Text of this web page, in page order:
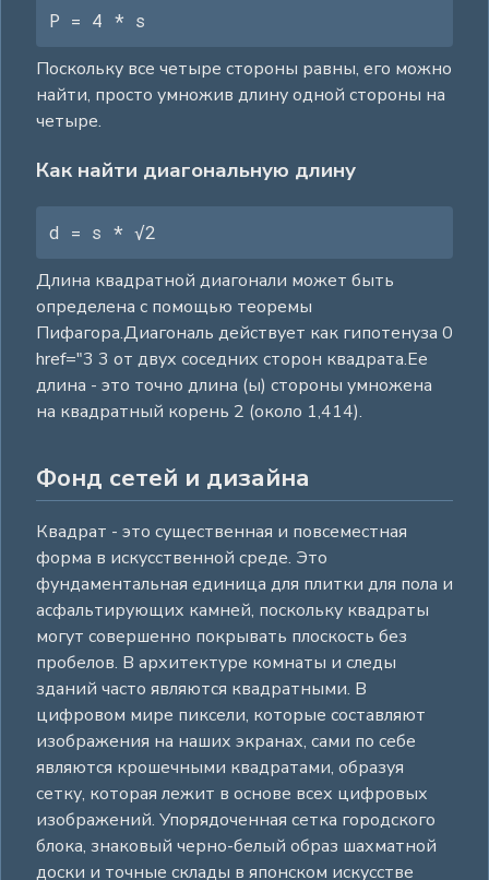
P = 4 * s
Поскольку все четыре стороны равны, его можно
найти, просто умножив длину одной стороны на
четыре.
Как найти диагональную длину
d = s * √2
Длина квадратной диагонали может быть
определена с помощью теоремы
Пифагора.Диагональ действует как гипотенуза 0
href="3 3 от двух соседних сторон квадрата.Ее
длина - это точно длина (ы) стороны умножена
на квадратный корень 2 (около 1,414).
Фонд сетей и дизайна
Квадрат - это существенная и повсеместная
форма в искусственной среде. Это
фундаментальная единица для плитки для пола и
асфальтирующих камней, поскольку квадраты
могут совершенно покрывать плоскость без
пробелов. В архитектуре комнаты и следы
зданий часто являются квадратными. В
цифровом мире пиксели, которые составляют
изображения на наших экранах, сами по себе
являются крошечными квадратами, образуя
сетку, которая лежит в основе всех цифровых
изображений. Упорядоченная сетка городского
блока, знаковый черно-белый образ шахматной
доски и точные склады в японском искусстве